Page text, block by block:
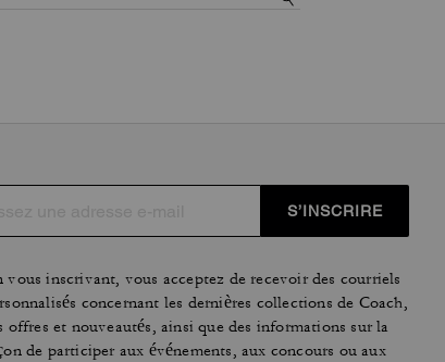
S’INSCRIRE
vous inscrivant, vous acceptez de recevoir des courriels
concernant les dernières collections de Coach,
offres et nouveautés, ainsi que des informations sur la
de participer aux événements, aux concours ou aux